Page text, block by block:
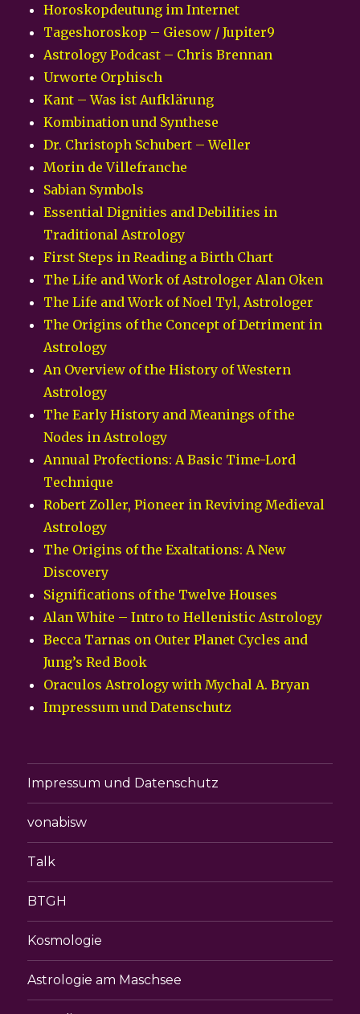
Horoskopdeutung im Internet
Tageshoroskop – Giesow / Jupiter9
Astrology Podcast – Chris Brennan
Urworte Orphisch
Kant – Was ist Aufklärung
Kombination und Synthese
Dr. Christoph Schubert – Weller
Morin de Villefranche
Sabian Symbols
Essential Dignities and Debilities in
Traditional Astrology
First Steps in Reading a Birth Chart
The Life and Work of Astrologer Alan Oken
The Life and Work of Noel Tyl, Astrologer
The Origins of the Concept of Detriment in
Astrology
An Overview of the History of Western
Astrology
The Early History and Meanings of the
Nodes in Astrology
Annual Profections: A Basic Time-Lord
Technique
Robert Zoller, Pioneer in Reviving Medieval
Astrology
The Origins of the Exaltations: A New
Discovery
Significations of the Twelve Houses
Alan White – Intro to Hellenistic Astrology
Becca Tarnas on Outer Planet Cycles and
Jung’s Red Book
Oraculos Astrology with Mychal A. Bryan
Impressum und Datenschutz
Impressum und Datenschutz
vonabisw
Talk
BTGH
Kosmologie
Astrologie am Maschsee